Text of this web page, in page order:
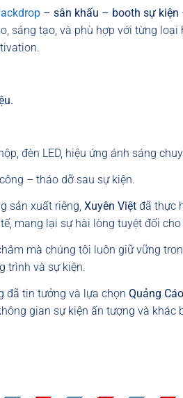
– sân khấu – booth sự
tạo, và phù hợp với từng
đèn LED, hiệu ứng ánh sáng
– tháo dỡ sau sự kiện.
sản xuất riêng, Xuyên Việt đã thực
mang lại sự hài lòng tuyệt đối
mà chúng tôi luôn giữ vững
trình và sự kiện.
đã tin tưởng và lựa chọn Quảng
gian sự kiện ấn tượng và khác